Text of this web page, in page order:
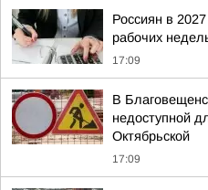
Россиян в
рабочих
17:09
В
недоступной
Октябрьской
17:09